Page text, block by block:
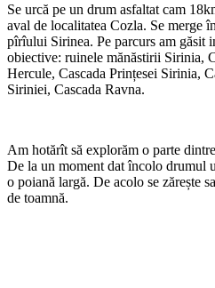
Se urcă pe un drum asfaltat cam
aval de localitatea Cozla. Se merge
pîrîului Sirinea. Pe parcurs am găsit
obiective: ruinele mănăstirii Sirinia,
Hercule, Cascada Prințesei Sirinia,
Siriniei, Cascada Ravna.
Am hotărît să explorăm o parte
De la un moment dat încolo drumul
o poiană largă. De acolo se zărește
de toamnă.